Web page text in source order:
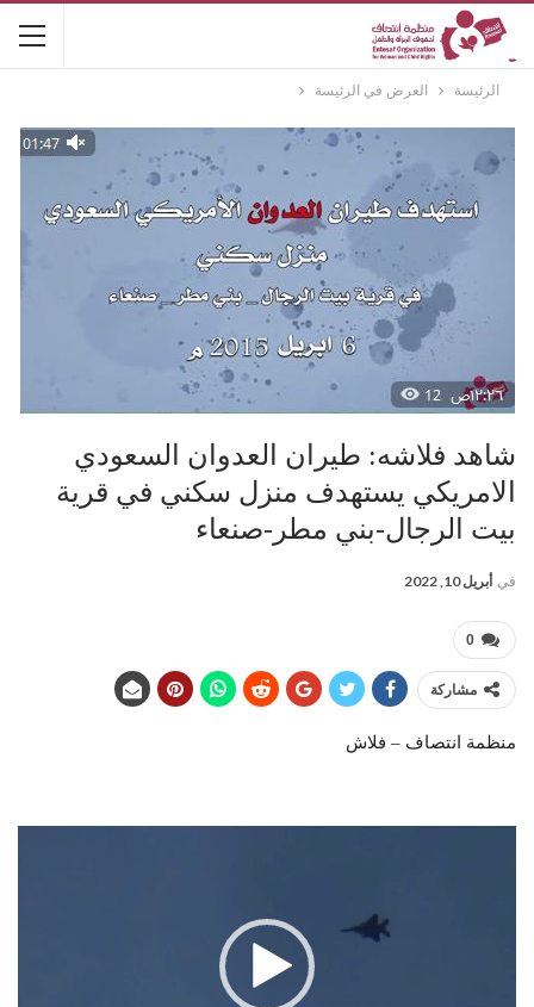
الرئيسة العرض في الرئيسة
شاهد فلاشه: طيران العدوان السعودي
الامريكي يستهدف منزل سكني في قرية
بيت الرجال-بني مطر-صنعاء
في أبريل 10, 2022
0
مشاركة
منظمة انتصاف – فلاش